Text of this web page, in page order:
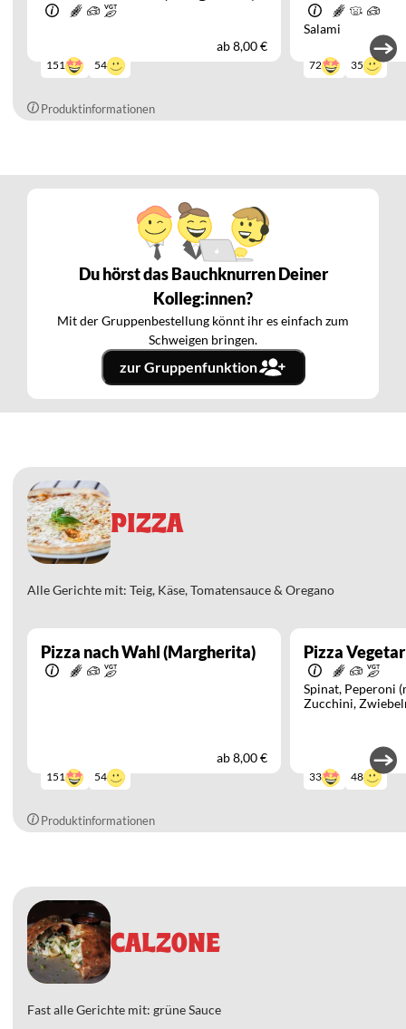
ab8,00 €
151 54
Salami
72 35
Produktinformationen
Du hörst das Bauchknurren Deiner
Kolleg:innen?
Mit der Gruppenbestellung könnt ihr es einfach zum
Schweigen bringen.
zur Gruppenfunktion
PIZZA
Alle Gerichte mit: Teig, Käse, Tomatensauce & Oregano
Pizza nach Wahl (Margherita)
ab8,00 €
151 54
Pizza
Spinat Peperoni
Zucchini
33 48
Produktinformationen
CALZONE
Fast alle Gerichte mit: grüne Sauce